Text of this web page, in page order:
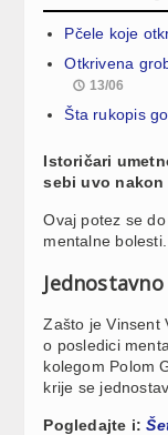
Pčele koje
Otkrivena
13/06
Šta rukopis
Istoričari
sebi uvo
Ovaj potez se
mentalne bolesti.
Zašto je Vinsent
o posledici
kolegom Polom
krije se
Pogledajte i: